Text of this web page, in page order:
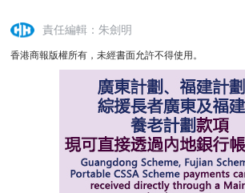
責任編輯：朱劍明
香港商報版權所有，未經書面允許不得使用。